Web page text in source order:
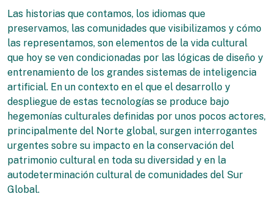
Las historias que contamos, los idiomas que
preservamos, las comunidades que visibilizamos y cómo
las representamos, son elementos de la vida cultural
que hoy se ven condicionadas por las lógicas de diseño y
entrenamiento de los grandes sistemas de inteligencia
artificial. En un contexto en el que el desarrollo y
despliegue de estas tecnologías se produce bajo
hegemonías culturales definidas por unos pocos actores,
principalmente del Norte global, surgen interrogantes
urgentes sobre su impacto en la conservación del
patrimonio cultural en toda su diversidad y en la
autodeterminación cultural de comunidades del Sur
Global.